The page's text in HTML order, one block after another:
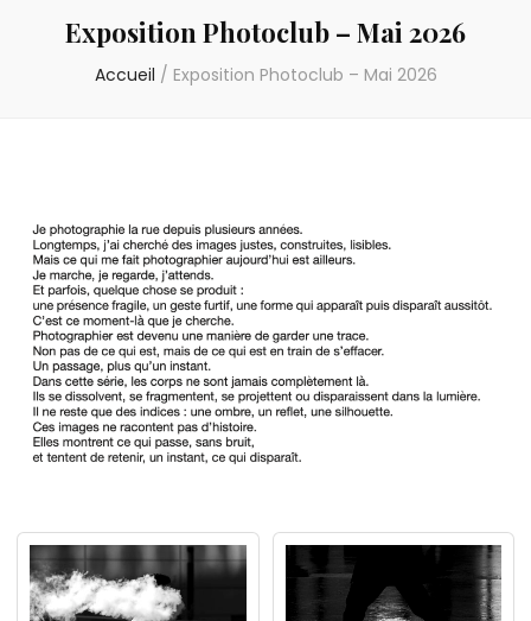
Exposition Photoclub – Mai 2026
Accueil / Exposition Photoclub – Mai 2026